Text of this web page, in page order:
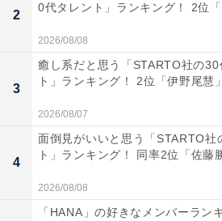
第3位は、秋元才加さんが演じた
ぜん）」でした。源頼朝のライバ
（あいしょう）で武勇に優れた女
参戦しました。
回答者からは、「過酷な運命を乗
る姿が良かったです（42歳女性）
り、女性としても美しかったと思
性）」「真っ直ぐで凛としている
2
0代タレント」ランキング！ 2位「
2026/08/08
3
癒し系だと思う「STARTO社の30
ト」ランキング！ 2位「伊野尾慧
2026/08/07
4
面倒見がいいと思う「STARTO社
ト」ランキング！ 同率2位「佐藤
2026/08/08
「HANA」の好きなメンバーラン